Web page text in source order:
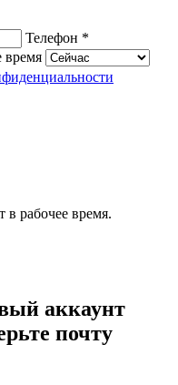
Телефон *
время
в рабочее время.
аккаунт
почту